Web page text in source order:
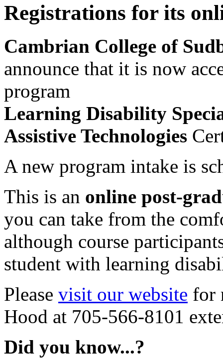
Registrations for its
Cambrian College of
announce that it is now
program
Learning Disability
Assistive Technologies
A new program intake is
This is an online post-
you can take from the
although course
student with learning
Please visit our website for
Hood at 705-566-8101
Did you know...?